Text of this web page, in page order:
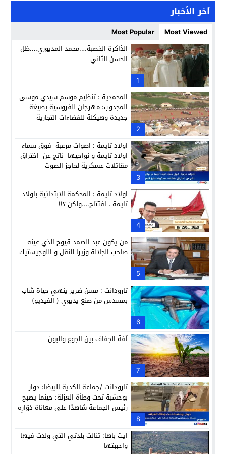
11:33 كمال محرر يقود استئنافية تارودانت: مسار قضائي راسخ ورؤية
حبشان وكيلاً عاماً بتارودانت: ترقية جديدة في الحركة القضائية
21:28 حزب الديمقراطيين الجدد يؤسس منظمتي شباب ونساء الصحراء
13:37 عطش أولاد تايمة وسياسة “الحبة والقبة”: هل أصبح الماء إنجازاً
12:25 انطلاق فعاليات الدورة 12 لمعرض المنتوجات المحلية بأكادير SIPTA (فيديو)
آخر الأخبار
Most Viewed
Most Popular
1
الذاكرة الخصبة….محمد المديوري….ظل
الحسن الثاني
2
المحمدية : تنظيم موسم سيدي موسى
المجدوب: مهرجان للفروسية بصيغة
جديدة وهيكلة للفضاءات التجارية
3
اولاد تايمة : اصوات مرعبة فوق سماء
اولاد تايمة و نواحيها ناتج عن اختراق
مقاتلات عسكرية لحاجز الصوت
4
اولاد تايمة : المحكمة الابتدائية باولاد
تايمة ، افتتاح….ولكن ؟!!
5
من يكون عبد الصمد قيوح الذي عينه
صاحب الجلالة وزيرا للنقل و اللوجيستيك
6
تارودانت : مسن ضرير ينهي حياة شاب
بمسدس من صنع يديوي ( الفيديو)
7
آفة الجفاف بين الجوع والبون
8
تارودانت /جماعة الكدية البيضا: دوار
بوحشبة تحت وطأة العزلة: حينما يصبح
رئيس الجماعة شاهدًا على معاناة دَوّارِه
ايت باها: تنالت بلدتي التي ولدت فيها
واحببتها